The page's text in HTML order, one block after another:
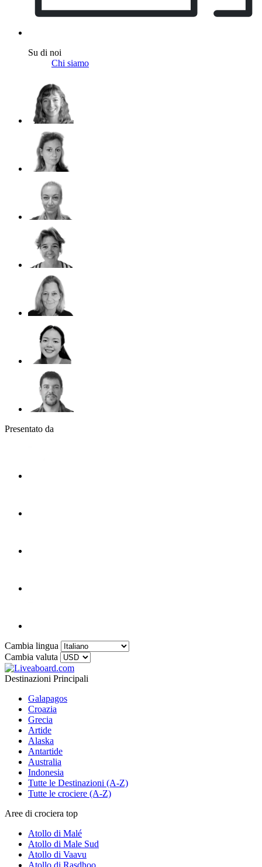
Su di noi
Chi siamo
Presentato da
Cambia lingua
Cambia valuta
Destinazioni Principali
Galapagos
Croazia
Grecia
Artide
Alaska
Antartide
Australia
Indonesia
Tutte le Destinazioni (A-Z)
Tutte le crociere (A-Z)
Aree di crociera top
Atollo di Malé
Atollo di Male Sud
Atollo di Vaavu
Atollo di Rasdhoo